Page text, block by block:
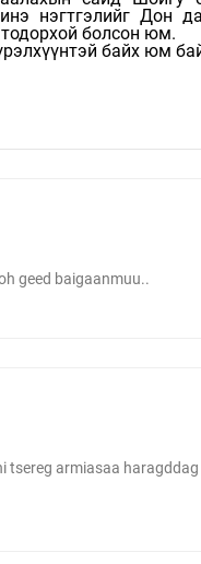
нэгтгэлийг Дон
болсон юм.
байх юм
geed baigaanmuu..
armiasaa